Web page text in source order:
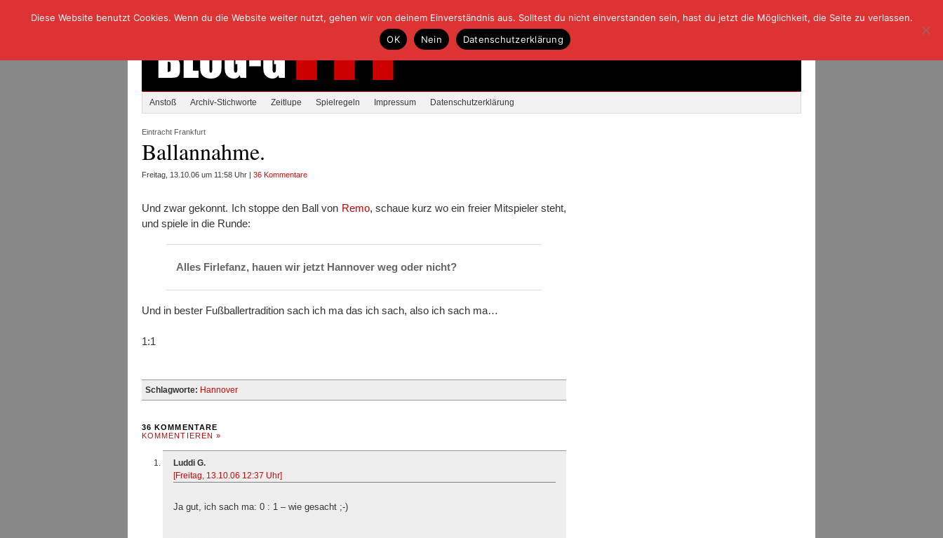
Anstoß Archiv-Stichworte Zeitlupe Spielregeln Impressum Datenschutzerklärung
Eintracht Frankfurt
Ballannahme.
Freitag, 13.10.06 um 11:58 Uhr | 36 Kommentare
Und zwar gekonnt. Ich stoppe den Ball von Remo, schaue kurz wo ein freier Mitspieler steht,
und spiele in die Runde:
Alles Firlefanz, hauen wir jetzt Hannover weg oder nicht?
Und in bester Fußballertradition sach ich ma das ich sach, also ich sach ma…
1:1
Schlagworte: Hannover
36 KOMMENTARE
KOMMENTIEREN »
Luddi G.
[Freitag, 13.10.06 12:37 Uhr]
Ja gut, ich sach ma: 0 : 1 – wie gesacht ;-)
Diese Website benutzt Cookies. Wenn du die Website weiter nutzt, gehen wir von deinem Einverständnis aus. Solltest du nicht einverstanden sein, hast du jetzt die Möglichkeit, die Seite zu verlassen.
OK
Nein Datenschutzerklärung